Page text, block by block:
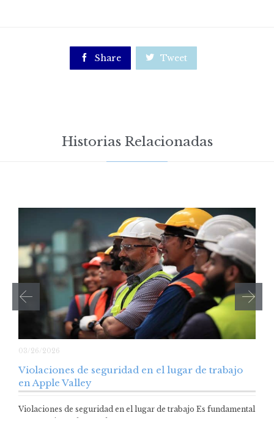
 Share  Tweet
Historias Relacionadas
03/26/2026
Violaciones de seguridad en el lugar de trabajo
en Apple Valley
Violaciones de seguridad en el lugar de trabajo Es fundamental